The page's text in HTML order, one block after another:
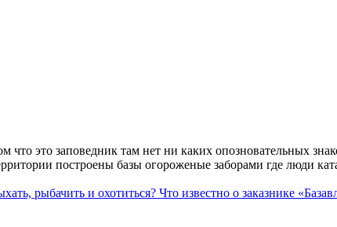
это заповедник там нет ни каких опозновательных
построены базы огороженые заборами где люди
рыбачить и охотиться? Что известно о заказнике